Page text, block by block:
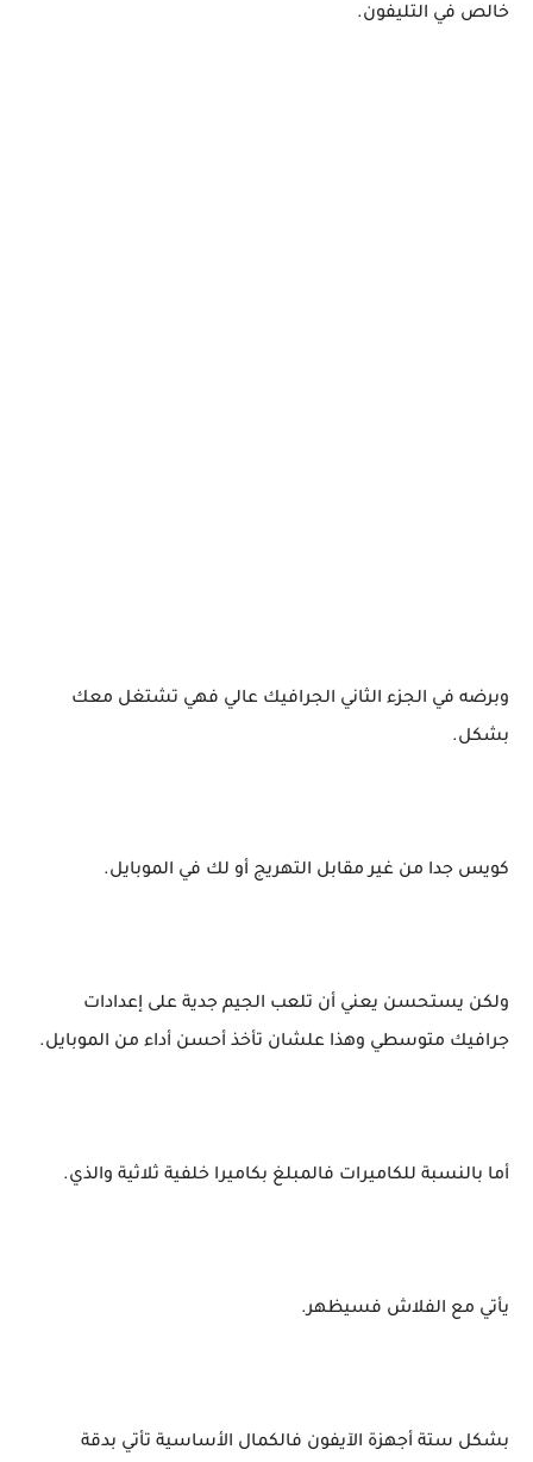
خالص في التليفون.
وبرضه في الجزء الثاني الجرافيك عالي فهي تشتغل معك
بشكل.
كويس جدا من غير مقابل التهريج أو لك في الموبايل.
ولكن يستحسن يعني أن تلعب الجيم جدية على إعدادات
جرافيك متوسطي وهذا علشان تأخذ أحسن أداء من الموبايل.
أما بالنسبة للكاميرات فالمبلغ بكاميرا خلفية ثلاثية والذي.
يأتي مع الفلاش فسيظهر.
بشكل ستة أجهزة الآيفون فالكمال الأساسية تأتي بدقة